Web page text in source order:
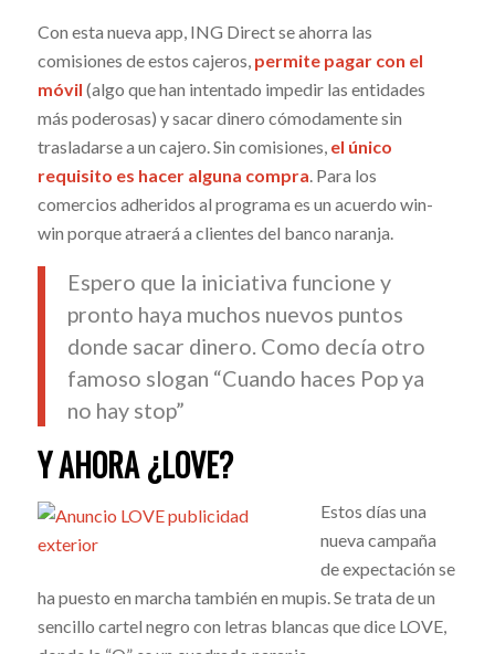
Con esta nueva app, ING Direct se ahorra las
comisiones de estos cajeros, permite pagar con el
móvil (algo que han intentado impedir las entidades
más poderosas) y sacar dinero cómodamente sin
trasladarse a un cajero. Sin comisiones, el único
requisito es hacer alguna compra. Para los
comercios adheridos al programa es un acuerdo win-
win porque atraerá a clientes del banco naranja.
Espero que la iniciativa funcione y
pronto haya muchos nuevos puntos
donde sacar dinero. Como decía otro
famoso slogan “Cuando haces Pop ya
no hay stop”
Y AHORA ¿LOVE?
Estos días una
nueva campaña
de expectación se
ha puesto en marcha también en mupis. Se trata de un
sencillo cartel negro con letras blancas que dice LOVE,